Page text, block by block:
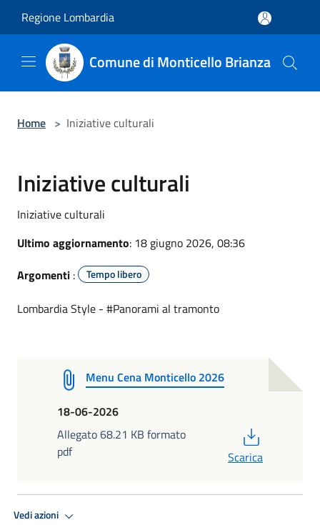
Regione Lombardia
Comune di Monticello Brianza
Home > Iniziative culturali
Iniziative culturali
Iniziative culturali
Ultimo aggiornamento: 18 giugno 2026, 08:36
Argomenti : Tempo libero
Lombardia Style - #Panorami al tramonto
Menu Cena Monticello 2026
18-06-2026
Allegato 68.21 KB formato
pdf
Scarica
Vedi azioni